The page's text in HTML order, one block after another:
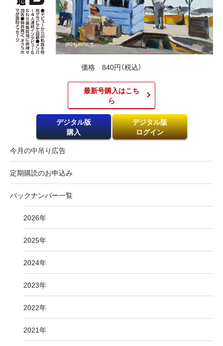
価格 840円（税込）
最新号購入はこち
ら​
デジタル版
購入
デジタル版
ログイン
今月の中吊り広告
定期購読のお申込み
バックナンバー一覧
2026年
2025年
2024年
2023年
2022年
2021年